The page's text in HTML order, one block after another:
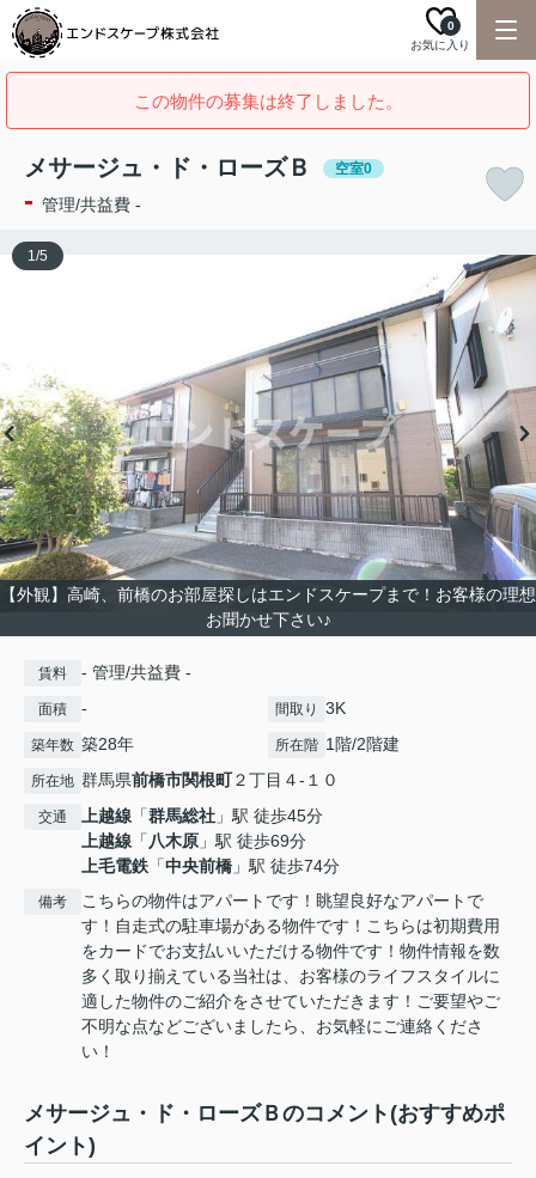
お気に入り
0
この物件の募集は終了しました。
メサージュ・ド・ローズＢ 空室0
- 管理/共益費 -
【外観】高崎、前橋のお部屋探しはエンドスケープまで！お客様の理想
お聞かせ下さい♪
1/5
賃料 - 管理/共益費 -
面積 - 間取り 3K
築年数 築28年 所在階 1階/2階建
所在地 群馬県前橋市関根町２丁目４-１０
交通 上越線 「群馬総社 」駅 徒歩45分
上越線 「八木原 」駅 徒歩69分
上毛電鉄 「中央前橋 」駅 徒歩74分
備考
こちらの物件はアパートです！眺望良好なアパートで
す！自走式の駐車場がある物件です！こちらは初期費用
をカードでお支払いいただける物件です！物件情報を数
多く取り揃えている当社は、お客様のライフスタイルに
適した物件のご紹介をさせていただきます！ご要望やご
不明な点などございましたら、お気軽にご連絡くださ
い！
メサージュ・ド・ローズＢのコメント(おすすめポ
イント)